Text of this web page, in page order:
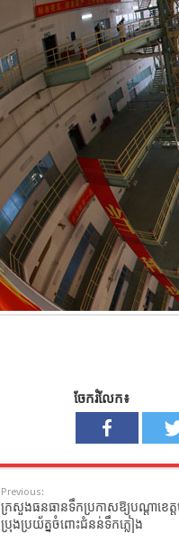
ចែករំលែក៖
Previous:
ក្រសួងធនធានទឹកប្រកាសឱ្យបណ្ដាខេ
ប្រុងប្រយ័ត្នចំពោះជំនន់ទឹកភ្លៀង